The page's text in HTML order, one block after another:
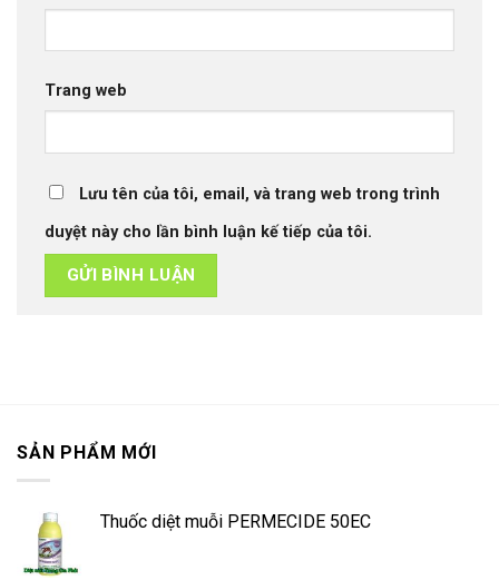
Trang web
Lưu tên của tôi, email, và trang web trong trình
duyệt này cho lần bình luận kế tiếp của tôi.
SẢN PHẨM MỚI
Thuốc diệt muỗi PERMECIDE 50EC